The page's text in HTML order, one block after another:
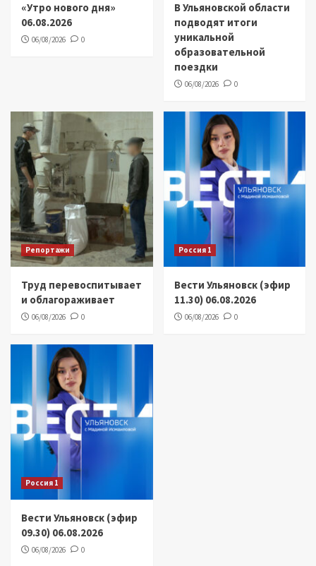
«Утро нового дня»
06.08.2026
06/08/2026 0
В Ульяновской области
подводят итоги
уникальной
образовательной
поездки
06/08/2026 0
Репортажи
Труд перевоспитывает
и облагораживает
06/08/2026 0
Россия 1
Вести Ульяновск (эфир
11.30) 06.08.2026
06/08/2026 0
Россия 1
Вести Ульяновск (эфир
09.30) 06.08.2026
06/08/2026 0